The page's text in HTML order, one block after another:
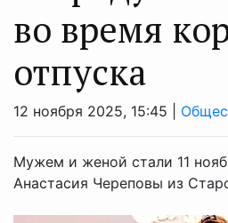
во время
отпуска
12 ноября 2025, 15:45 |
Мужем и женой стали 11
Анастасия Череповы из